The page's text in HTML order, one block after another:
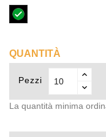
nero
QUANTITÀ
Pezzi
La quantità minima